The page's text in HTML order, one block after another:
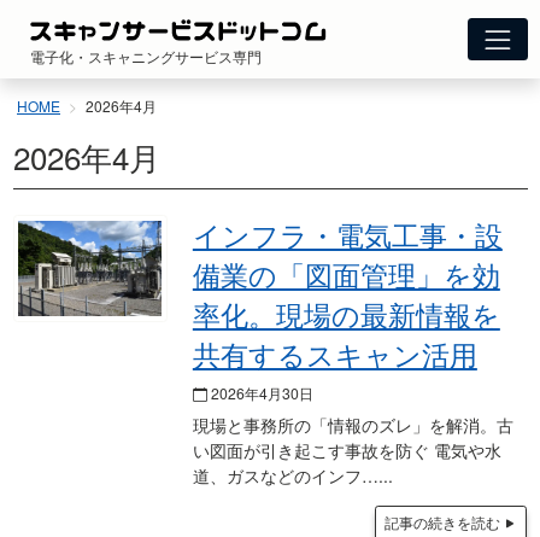
ス
キ
電子化・スキャニングサービス専門
HOME 2026年4月
2026年4月
インフラ・電気工事・設
備業の「図面管理」を効
率化。現場の最新情報を
共有するスキャン活用
2026年4月30日
現場と事務所の「情報のズレ」を解消。古
い図面が引き起こす事故を防ぐ 電気や水
道、ガスなどのインフ…
記事の続きを読む